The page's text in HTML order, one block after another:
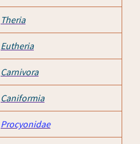
Theria
Eutheria
Carnivora
Caniformia
Procyonidae